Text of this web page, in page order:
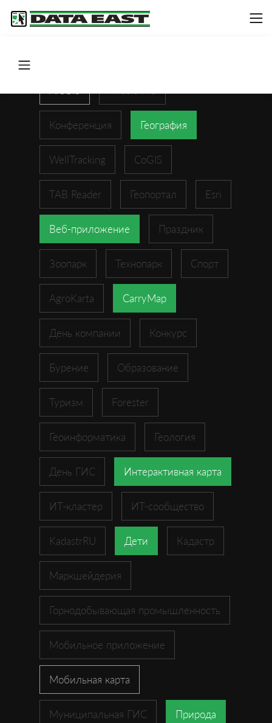
Конференция География
WellTracking CoGIS
TAB Reader Геопортал Esri
Веб-приложение Праздник
Зоопарк Технопарк Спорт
AgroKarta CarryMap
День компании Конкурс
Бурение Образование
Туризм Forester
Геоинформатика Геология
День ГИС Интерактивная карта
ИТ-кластер ИТ-сообщество
KadastrRU Дети Кадастр
Маркшейдерия
Горнодобывающая промышленность
Мобильное приложение
Мобильная карта
Муниципальная ГИС Природа